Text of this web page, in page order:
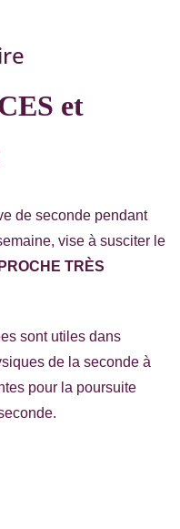
et
de seconde pendant
vise à susciter le
TRÈS
sont utiles dans
de la seconde à
pour la poursuite